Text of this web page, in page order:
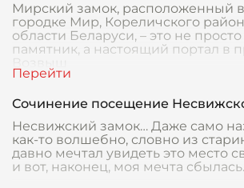
Мирский замок, расположенный
городке Мир, Кореличского
области Беларуси, – это не
памятник, а настоящий портал в
Возвыш
Сочинение посещение
Несвижский замок… Даже само
как-то волшебно, словно из
давно мечтал увидеть это место
и вот, наконец, моя мечта